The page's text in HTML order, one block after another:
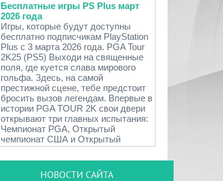
Бесплатные игры PS Plus март
2026 года
Игры, которые будут доступны
бесплатно подписчикам PlayStation
Plus с 3 марта 2026 года. PGA Tour
2K25 (PS5) Выходи на священные
поля, где куется слава мирового
гольфа. Здесь, на самой
престижной сцене, тебе предстоит
бросить вызов легендам. Впервые в
истории PGA TOUR 2K свои двери
открывают три главных испытания:
Чемпионат PGA, Открытый
чемпионат США и Открытый
НОВОСТИ САЙТА